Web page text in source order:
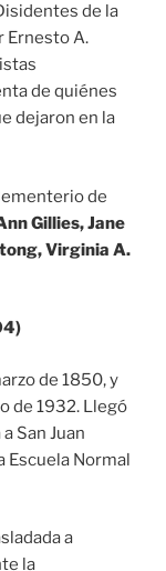
de la
Ernesto A.
de quiénes
dejaron en la
de
Gillies, Jane
Virginia A.
de 1850, y
de 1932. Llegó
San Juan
Escuela Normal
a
la